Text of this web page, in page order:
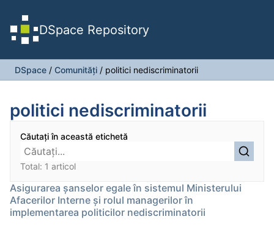
DSpace Repository
DSpace / Comunități / politici nediscriminatorii
politici nediscriminatorii
Căutați în această etichetă
Total: 1 articol
Asigurarea șanselor egale în sistemul Ministerului
Afacerilor Interne și rolul managerilor în
implementarea politicilor nediscriminatorii